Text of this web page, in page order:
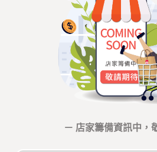
－ 店家籌備資訊中，